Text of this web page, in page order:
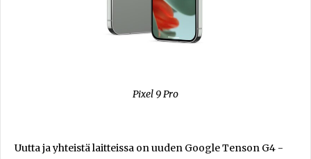
Pixel 9 Pro
Uutta ja yhteistä laitteissa on uuden Google Tenson G4 -